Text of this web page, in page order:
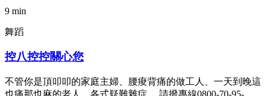
9 min
舞蹈
控八控控關心您
不管你是頂叩叩的家庭主婦、腰痠背痛的做工人、一天到晚這
也痛那也麻的老人，各式疑難雜症， 請撥專線0800-70-95-